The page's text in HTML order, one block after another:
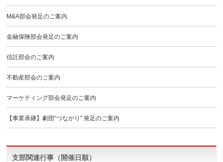
M&A部会発足のご案内
金融保険部会発足のご案内
信託部会のご案内
不動産部会のご案内
マーケティング部会発足のご案内
【事業承継】劇団“つながり” 発足のご案内
支部関連行事（開催日順）